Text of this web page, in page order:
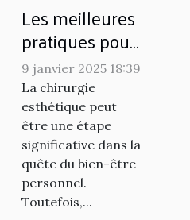
Les meilleures
pratiques pour
un
rétablissement
rapide après
une chirurgie
esthétique
9 janvier 2025 18:39
La chirurgie
esthétique peut
être une étape
significative dans la
quête du bien-être
personnel.
Toutefois,...